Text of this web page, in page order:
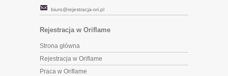
biuro@rejestracja-ori.pl
Rejestracja w Oriflame
Strona główna
Rejestracja w Oriflame
Praca w Oriflame